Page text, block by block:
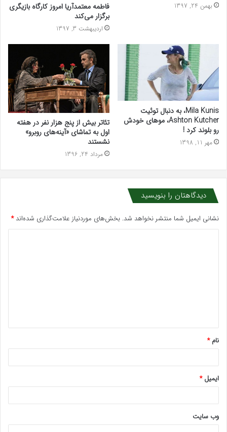
بهمن 24, 1397
فاطمه معتمدآریا امروز کارگاه بازیگری
برگزار می‌کند
اردیبهشت 3, 1397
Mila Kunis، به دنبال توئیت
Ashton Kutcher، موهای خودش
رو بلوند کرد !
مهر 11, 1398
تئاتر بیش از پنج هزار نفر در هفته
اول به تماشای «آینه‌های روبرو»
نشستند
مرداد 24, 1396
دیدگاهتان را بنویسید
نشانی ایمیل شما منتشر نخواهد شد. بخش‌های موردنیاز علامت‌گذاری شده‌اند*
*
نام*
ایمیل*
وب‌ سایت